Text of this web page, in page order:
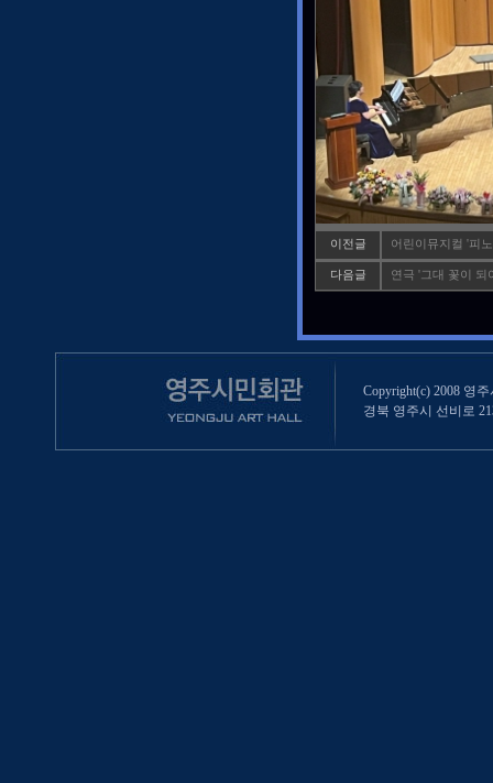
이전글 어린이뮤지컬 '피
다음글 연극 '그대 꽃이 되
Copyright(c) 2008 영
경북 영주시 선비로